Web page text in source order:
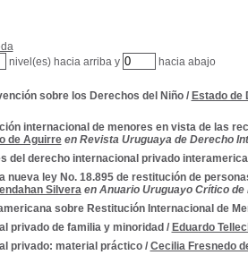
nivel(es) hacia arriba y hacia abajo
sobre los Derechos del Niño/ Estado de
internacional de menores en vista de las
de Aguirre en Revista Uruguaya de Derecho
del derecho internacional privado
nueva ley No. 18.895 de restitución de
Silvera en Anuario Uruguayo Crítico
sobre Restitución Internacional de
privado de familia y minoridad / Eduardo
privado: material práctico/ Cecilia Fresnedo